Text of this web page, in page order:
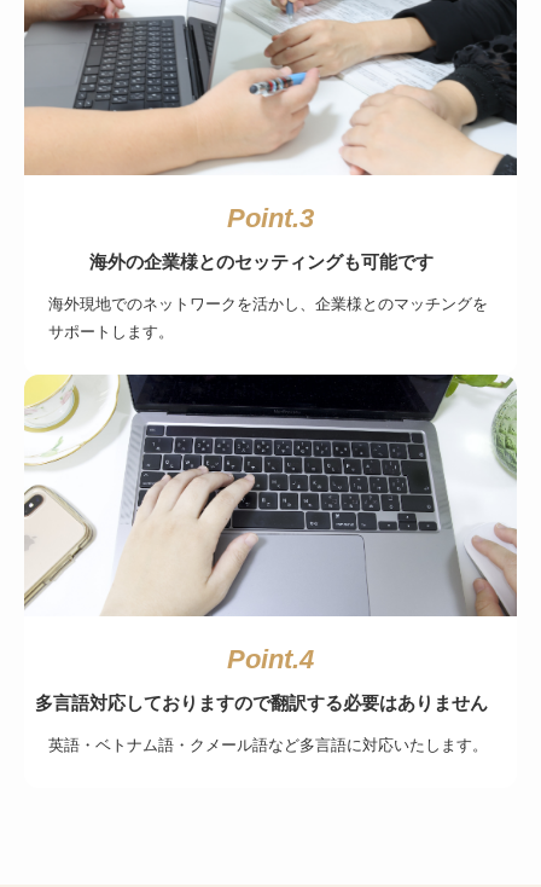
Point.3
海外の企業様とのセッティングも可能です
海外現地でのネットワークを活かし、企業様とのマッチングを
サポートします。
Point.4
多言語対応しておりますので翻訳する必要はありません
英語・ベトナム語・クメール語など多言語に対応いたします。